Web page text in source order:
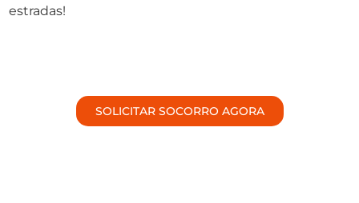
estradas!
SOLICITAR SOCORRO AGORA